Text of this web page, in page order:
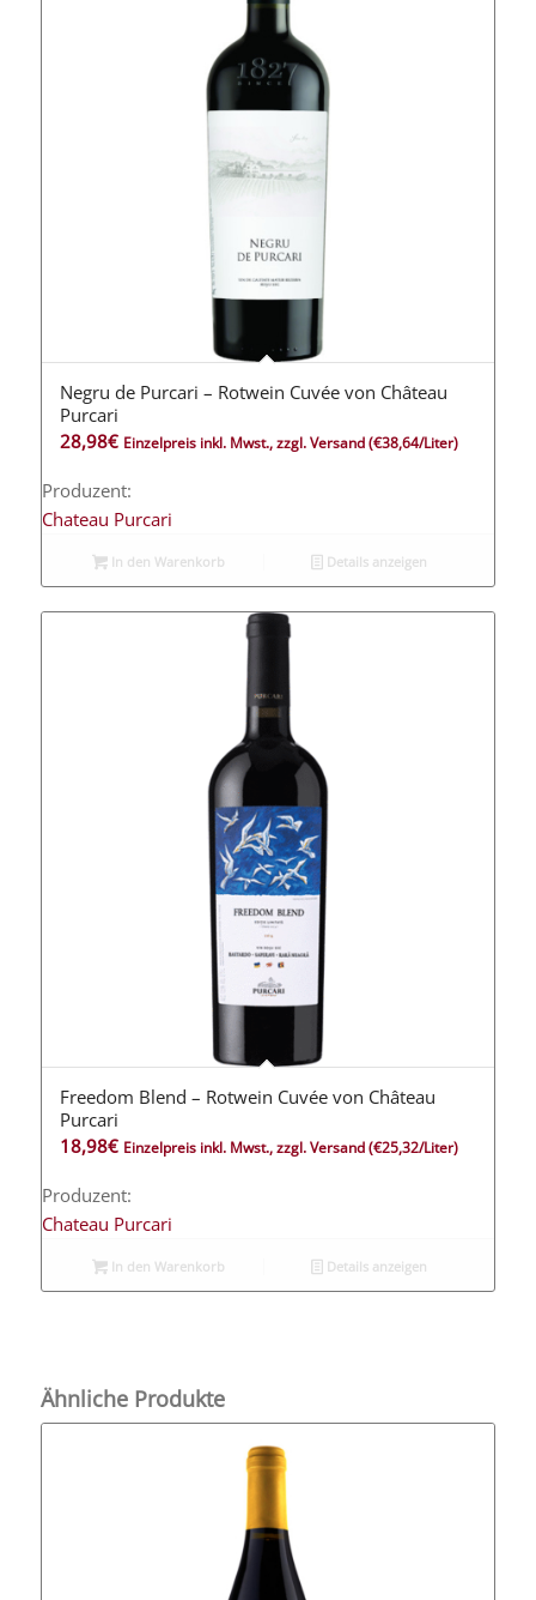
5.00
Negru de Purcari – Rotwein Cuvée von Château
Purcari
28,98€ Einzelpreis inkl. Mwst., zzgl. Versand(€38,64/Liter)
Produzent:
Chateau Purcari
In den Warenkorb Details anzeigen
Freedom Blend – Rotwein Cuvée von Château
Purcari
18,98€ Einzelpreis inkl. Mwst., zzgl. Versand(€25,32/Liter)
Produzent:
Chateau Purcari
In den Warenkorb Details anzeigen
Ähnliche Produkte